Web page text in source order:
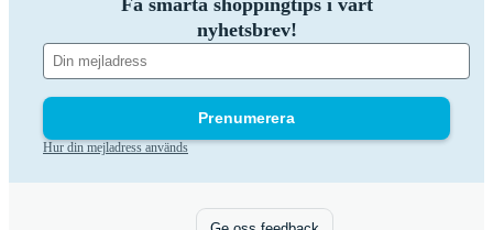
Få smarta shoppingtips i vårt
nyhetsbrev!
Prenumerera
Hur din mejladress används